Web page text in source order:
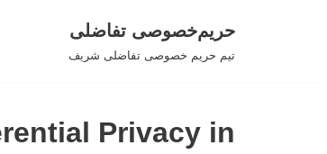
حریم‌خصوصی تفاضلی
تیم حریم خصوصی تفاضلی شریف
Privacy in